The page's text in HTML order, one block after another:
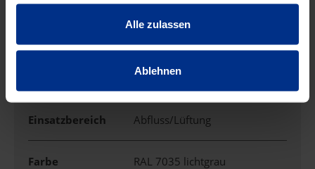
gesammelt haben.
Alle zulassen
Ablehnen
129 mm
100
Einsatzbereich Abfluss/Lüftung
Farbe RAL 7035 lichtgrau